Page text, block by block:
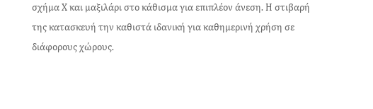
σχήμα Χ και μαξιλάρι στο κάθισμα για επιπλέον άνεση. Η στιβαρή
της κατασκευή την καθιστά ιδανική για καθημερινή χρήση σε
διάφορους χώρους.